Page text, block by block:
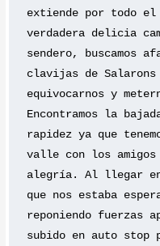
extiende por todo
verdadera delicia
sendero, buscamos
clavijas de Salarons
equivocarnos y
Encontramos la
rapidez ya que
valle con los
alegría. Al llegar
que nos estaba
reponiendo fuerzas
subido en auto stop